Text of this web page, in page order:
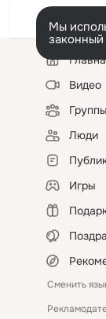
Мы
законный
Левая
колонка
Видео
Группы
Люди
Игры
Сменить